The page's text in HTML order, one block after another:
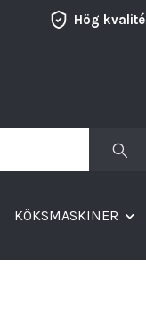
Hög kvalité
KÖKSMASKINER